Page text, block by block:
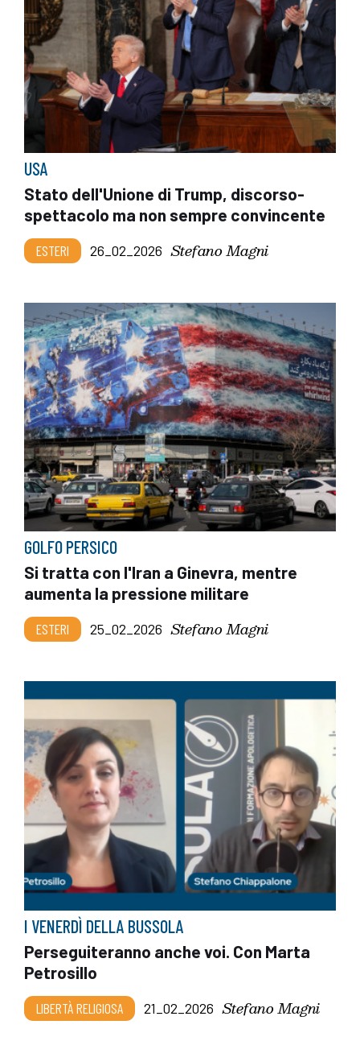
USA
Stato dell'Unione di Trump, discorso-
spettacolo ma non sempre convincente
ESTERI 26_02_2026 Stefano Magni
GOLFO PERSICO
Si tratta con l'Iran a Ginevra, mentre
aumenta la pressione militare
ESTERI 25_02_2026 Stefano Magni
I VENERDÌ DELLA BUSSOLA
Perseguiteranno anche voi. Con Marta
Petrosillo
LIBERTÀ RELIGIOSA 21_02_2026 Stefano Magni